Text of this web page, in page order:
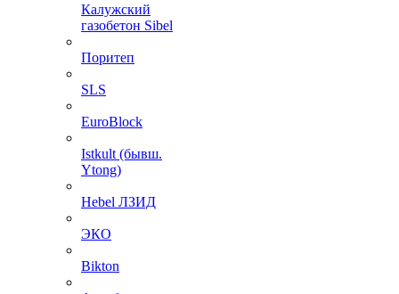
Калужский
газобетон Sibel
Поритеп
SLS
EuroBlock
Istkult (бывш.
Ytong)
Hebel ЛЗИД
ЭКО
Bikton